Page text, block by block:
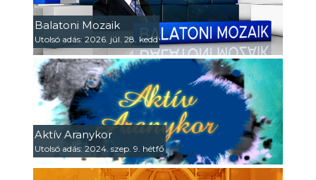
Balatoni Mozaik
Utolsó adás: 2026. júl. 28. kedd
Aktív Aranykor
Utolsó adás: 2024. szep. 9. hétfő